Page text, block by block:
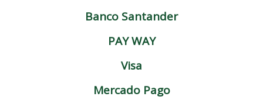
Banco Santander
PAY WAY
Visa
Mercado Pago